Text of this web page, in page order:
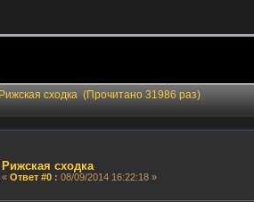
сходка (Прочитано 31986 раз)
Рижская сходка
« Ответ #0: 08/09/2014 16:22:18 »